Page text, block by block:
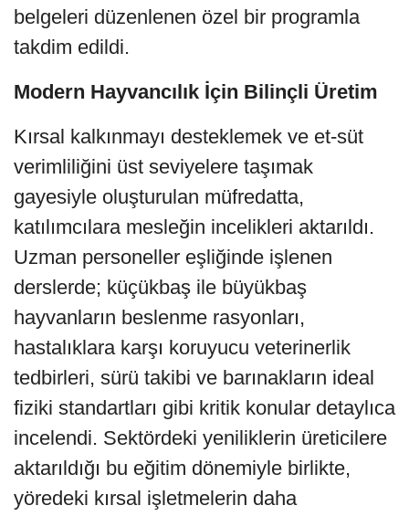
belgeleri düzenlenen özel bir programla
takdim edildi.
Modern Hayvancılık İçin Bilinçli Üretim
Kırsal kalkınmayı desteklemek ve et-süt
verimliliğini üst seviyelere taşımak
gayesiyle oluşturulan müfredatta,
katılımcılara mesleğin incelikleri aktarıldı.
Uzman personeller eşliğinde işlenen
derslerde; küçükbaş ile büyükbaş
hayvanların beslenme rasyonları,
hastalıklara karşı koruyucu veterinerlik
tedbirleri, sürü takibi ve barınakların ideal
fiziki standartları gibi kritik konular detaylıca
incelendi. Sektördeki yeniliklerin üreticilere
aktarıldığı bu eğitim dönemiyle birlikte,
yöredeki kırsal işletmelerin daha